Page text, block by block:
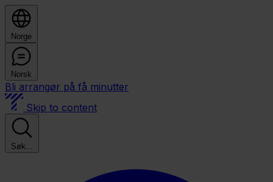
Norge
Norsk
Bli arrangør på få minutter
Skip to content
Søk...